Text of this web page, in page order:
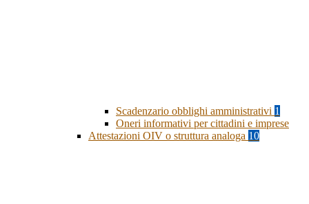
Scadenzario obblighi amministrativi 1
Oneri informativi per cittadini e imprese
Attestazioni OIV o struttura analoga 10